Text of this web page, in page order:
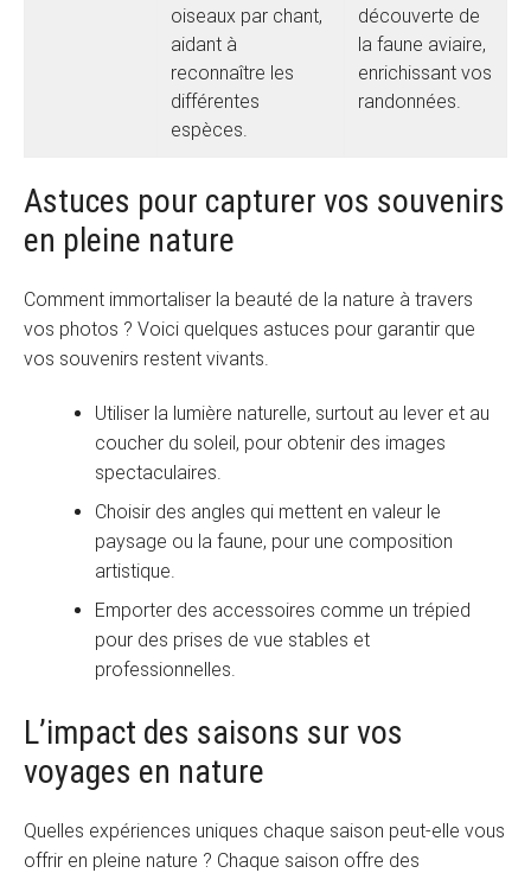
oiseaux par chant,
aidant à
reconnaître les
différentes
espèces.
découverte de
la faune aviaire,
enrichissant vos
randonnées.
Astuces pour capturer vos souvenirs
en pleine nature
Comment immortaliser la beauté de la nature à travers
vos photos ? Voici quelques astuces pour garantir que
vos souvenirs restent vivants.
Utiliser la lumière naturelle, surtout au lever et au
coucher du soleil, pour obtenir des images
spectaculaires.
Choisir des angles qui mettent en valeur le
paysage ou la faune, pour une composition
artistique.
Emporter des accessoires comme un trépied
pour des prises de vue stables et
professionnelles.
L’impact des saisons sur vos
voyages en nature
Quelles expériences uniques chaque saison peut-elle vous
offrir en pleine nature ? Chaque saison offre des